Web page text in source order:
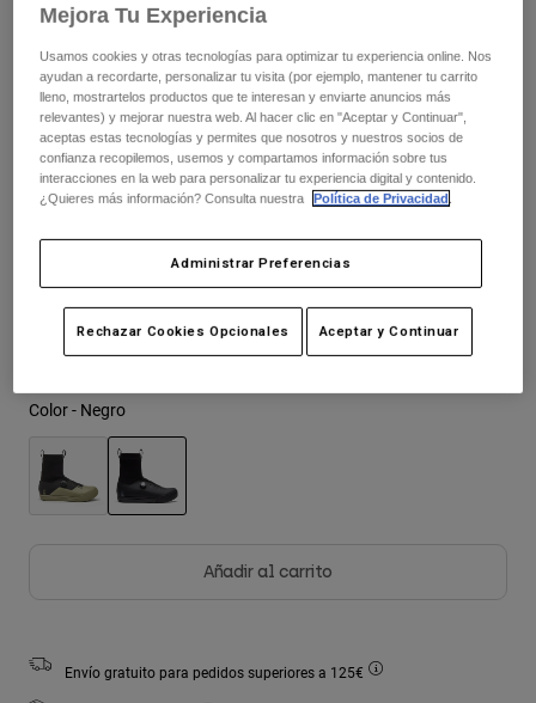
Explorar MTB
Product Help
Guía de Equipamiento de MTB
Explorar Moto
Product Help
Guía de Equipamiento de Moto
Guía de cuidado de cascos
Guía de cuidado de las botas
Camisetas
Sudaderas
Ver todo
Accesorios
Bolsas y Mochilas
Calcetines
Stickers
Otros Accesorios
Chaquetas
Calcetines
Ver todo
Ropa Casual
Tops
Chaquetas
Bañadores
Ver todo
Gorras y Gorros
Cuadro de tallas
37 38 39 40 41
42 42.5 43 43.5 44 44.5
45 45.5 46 47
Color - Negro
Añadir al carrito
Envío gratuito para pedidos superiores a 125€
Mejora Tu Experiencia
Usamos cookies y otras tecnologías para optimizar tu experiencia online. Nos
ayudan a recordarte, personalizar tu visita (por ejemplo, mantener tu carrito
lleno, mostrartelos productos que te interesan y enviarte anuncios más
relevantes) y mejorar nuestra web. Al hacer clic en "Aceptar y Continuar",
aceptas estas tecnologías y permites que nosotros y nuestros socios de
confianza recopilemos, usemos y compartamos información sobre tus
interacciones en la web para personalizar tu experiencia digital y contenido.
¿Quieres más información? Consulta nuestra
Política de Privacidad
Administrar Preferencias
Rechazar Cookies Opcionales Aceptar y Continuar